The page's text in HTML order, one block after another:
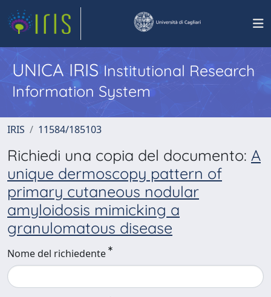
UNICA IRISInstitutional Research
Information System
IRIS 11584/185103
Richiedi una copia del documento: A
unique dermoscopy pattern of
primary cutaneous nodular
amyloidosis mimicking a
granulomatous disease
Nome del richiedente